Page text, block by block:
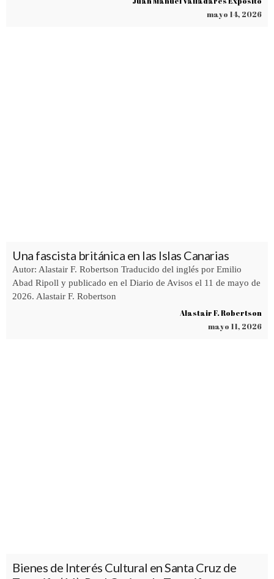
mayo 14, 2026
Una fascista británica en las Islas Canarias
Autor: Alastair F. Robertson Traducido del inglés por Emilio
Abad Ripoll y publicado en el Diario de Avisos el 11 de mayo de
2026. Alastair F. Robertson
Alastair F. Robertson
mayo 11, 2026
Bienes de Interés Cultural en Santa Cruz de